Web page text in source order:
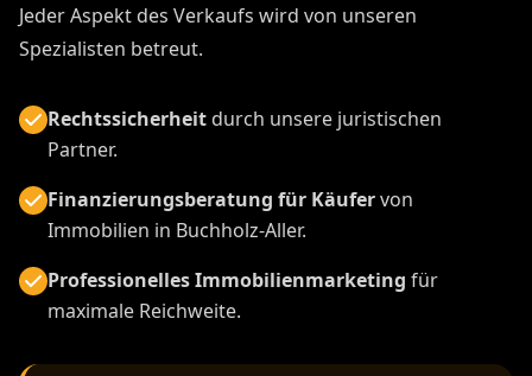
Jeder Aspekt des Verkaufs wird von unseren
Spezialisten betreut.
Rechtssicherheitdurch unsere juristischen
Partner.
Finanzierungsberatung für Käufervon
Immobilien in Buchholz-Aller.
Professionelles Immobilienmarketing für
maximale Reichweite.